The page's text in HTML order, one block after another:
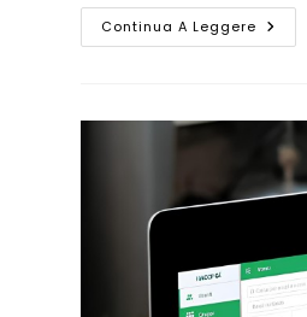
Continua A Leggere